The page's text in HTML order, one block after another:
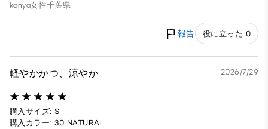
kanya女性千葉県
報告 役に立った 0
軽やかかつ、涼やか 2026/7/29
購入サイズ: S
購入カラー: 30 NATURAL